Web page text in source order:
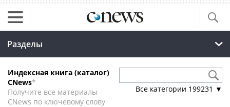
Разделы
Индексная книга (каталог)
CNews*
Получите все материалы
CNews по ключевому слову
Все категории 199231 ▼